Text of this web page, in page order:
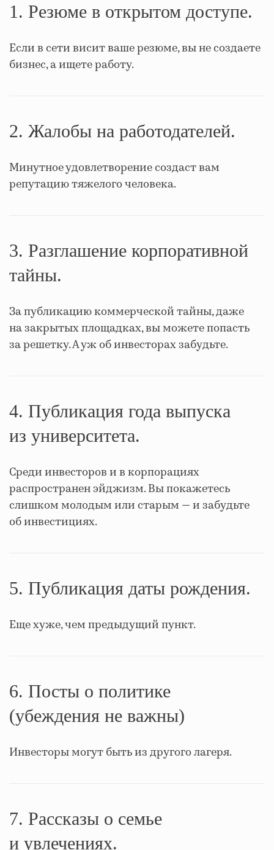
1. Резюме в открытом доступе.
Если в сети висит ваше резюме, вы не создаете
бизнес, а ищете работу.
2. Жалобы на работодателей.
Минутное удовлетворение создаст вам
репутацию тяжелого человека.
3. Разглашение корпоративной
тайны.
За публикацию коммерческой тайны, даже
на закрытых площадках, вы можете попасть
за решетку. А уж об инвесторах забудьте.
4. Публикация года выпуска
из университета.
Среди инвесторов и в корпорациях
распространен эйджизм. Вы покажетесь
слишком молодым или старым — и забудьте
об инвестициях.
5. Публикация даты рождения.
Еще хуже, чем предыдущий пункт.
6. Посты о политике
(убеждения не важны)
Инвесторы могут быть из другого лагеря.
7. Рассказы о семье
и увлечениях.